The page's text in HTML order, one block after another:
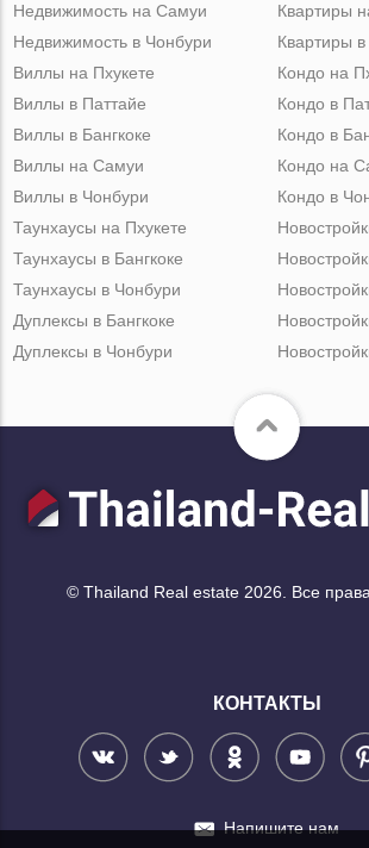
Недвижимость на Самуи
Недвижимость в Чонбури
Квартиры
Квартиры
Виллы на Пхукете
Виллы в Паттайе
Виллы в Бангкоке
Виллы на Самуи
Виллы в Чонбури
Кондо на
Кондо в
Кондо в
Кондо на
Кондо в
Таунхаусы на Пхукете
Таунхаусы в Бангкоке
Таунхаусы в Чонбури
Дуплексы в Бангкоке
Дуплексы в Чонбури
© Thailand Real estate 2026. Все
КОНТАКТЫ
Напишите нам